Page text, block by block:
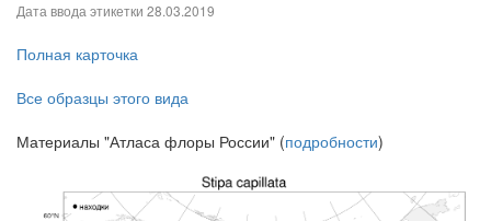
Дата ввода этикетки 28.03.2019
Полная карточка
Все образцы этого вида
Материалы "Атласа флоры России" (подробности)